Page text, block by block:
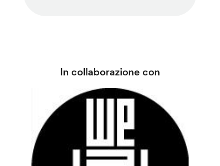
In collaborazione con